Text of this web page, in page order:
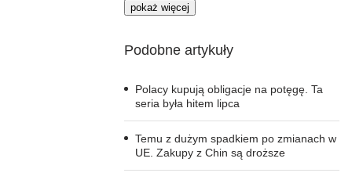
pokaż więcej
Podobne artykuły
Polacy kupują obligacje na potęgę. Ta
seria była hitem lipca
Temu z dużym spadkiem po zmianach w
UE. Zakupy z Chin są droższe